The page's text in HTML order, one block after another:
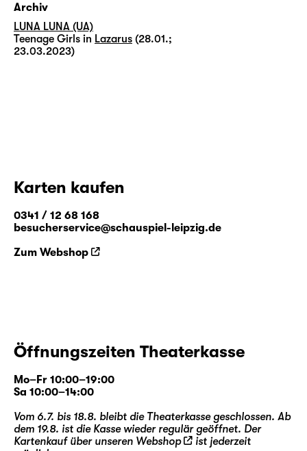
Archiv
LUNA LUNA (UA)
Teenage Girls in Lazarus (28.01.;
23.03.2023)
Karten kaufen
0341 / 12 68 168
besucherservice@schauspiel-leipzig.de
Zum Webshop
Öffnungszeiten Theaterkasse
Mo–Fr 10:00–19:00
Sa 10:00–14:00
Vom 6.7. bis 18.8. bleibt die Theaterkasse geschlossen. Ab
dem 19.8. ist die Kasse wieder regulär geöffnet. Der
Kartenkauf über unseren Webshop
ist jederzeit